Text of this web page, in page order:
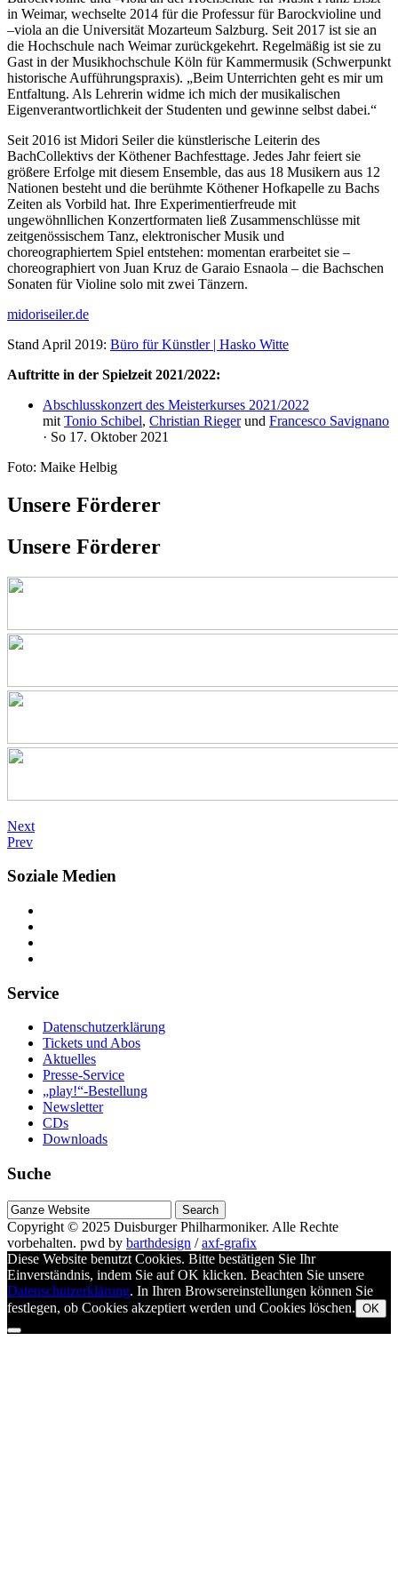
in Weimar, wechselte 2014 für die Professur für Barockvioline und
–viola an die Universität Mozarteum Salzburg. Seit 2017 ist sie an
die Hochschule nach Weimar zurückgekehrt. Regelmäßig ist sie zu
Gast in der Musikhochschule Köln für Kammermusik (Schwerpunkt
historische Aufführungspraxis). „Beim Unterrichten geht es mir um
Entfaltung. Als Lehrerin widme ich mich der musikalischen
Eigenverantwortlichkeit der Studenten und gewinne selbst dabei.“
Seit 2016 ist Midori Seiler die künstlerische Leiterin des
BachCollektivs der Köthener Bachfesttage. Jedes Jahr feiert sie
größere Erfolge mit diesem Ensemble, das aus 18 Musikern aus 12
Nationen besteht und die berühmte Köthener Hofkapelle zu Bachs
Zeiten als Vorbild hat. Ihre Experimentierfreude mit
ungewöhnllichen Konzertformaten ließ Zusammenschlüsse mit
zeitgenössischem Tanz, elektronischer Musik und
choreographiertem Spiel entstehen: momentan erarbeitet sie –
choreographiert von Juan Kruz de Garaio Esnaola – die Bachschen
Sonaten für Violine solo mit zwei Tänzern.
midoriseiler.de
Stand April 2019: Büro für Künstler | Hasko Witte
Auftritte in der Spielzeit 2021/2022:
Abschlusskonzert des Meisterkurses 2021/2022
mit Tonio Schibel, Christian Riegerund Francesco Savignano
· So 17. Oktober 2021
Foto: Maike Helbig
Unsere Förderer
Unsere Förderer
Next
Prev
Soziale Medien
Service
Datenschutzerklärung
Tickets und Abos
Aktuelles
Presse-Service
„play!“-Bestellung
Newsletter
CDs
Downloads
Suche
Suche
nach
Copyright © 2025 Duisburger Philharmoniker. Alle Rechte
vorbehalten. pwd by barthdesign /axf-grafix
Diese Website benutzt Cookies. Bitte bestätigen Sie Ihr
Einverständnis, indem Sie auf OK klicken. Beachten Sie unsere
Datenschutzerklärung. In Ihren Browsereinstellungen können Sie
festlegen, ob Cookies akzeptiert werden und Cookies löschen. OK